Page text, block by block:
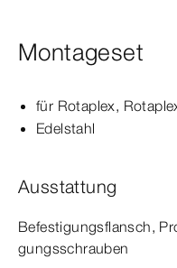
Montageset
für Rotaplex,
Edelstahl
Ausstattung
Befestigungsflansch,
gungsschrauben